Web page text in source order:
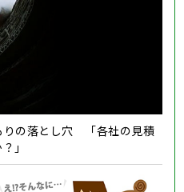
の落とし穴 「各社の見積
」